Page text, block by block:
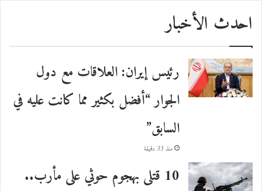
احدث الأخبار
رئيس إيران: العلاقات مع دول
الجوار “أفضل بكثير مما كانت عليه في
السابق”
منذ 33 دقيقة
10 قتلى بهجوم حوثي على مأرب..